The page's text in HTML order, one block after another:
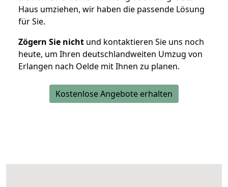
Haus umziehen, wir haben die passende Lösung
für Sie.
Zögern Sie nicht und kontaktieren Sie uns noch
heute, um Ihren deutschlandweiten Umzug von
Erlangen nach Oelde mit Ihnen zu planen.
Kostenlose Angebote erhalten